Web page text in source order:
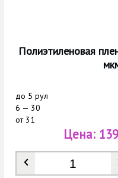
Полиэтиленовая
до 5 рул
6 — 30
от31
Количество
Цена: